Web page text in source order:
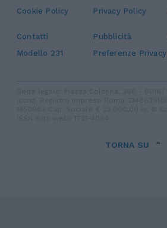
Cookie Policy Privacy Policy
Contatti Pubblicità
Modello 231
Preferenze Privacy
TORNA SU